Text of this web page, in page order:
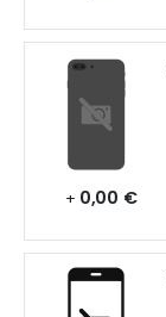
+ 0,00 €